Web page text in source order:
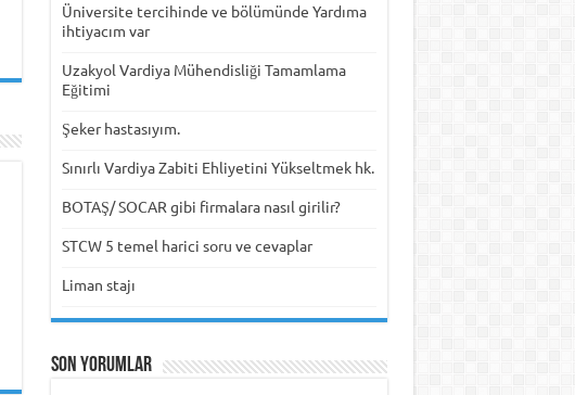
Üniversite tercihinde ve bölümünde Yardıma
ihtiyacım var
Uzakyol Vardiya Mühendisliği Tamamlama
Eğitimi
Şeker hastasıyım.
Sınırlı Vardiya Zabiti Ehliyetini Yükseltmek hk.
BOTAŞ/ SOCAR gibi firmalara nasıl girilir?
STCW 5 temel harici soru ve cevaplar
Liman stajı
Son Yorumlar